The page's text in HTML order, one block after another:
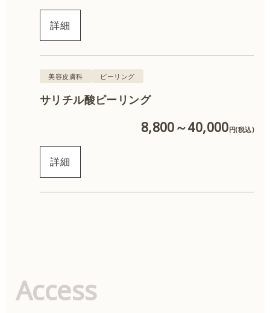
詳細
美容皮膚科 ピーリング
サリチル酸ピーリング
8,800～40,000 円(税込)
詳細
Access